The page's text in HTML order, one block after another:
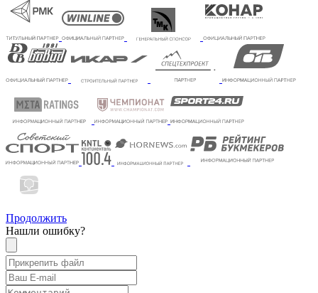
Продолжить
Нашли ошибку?